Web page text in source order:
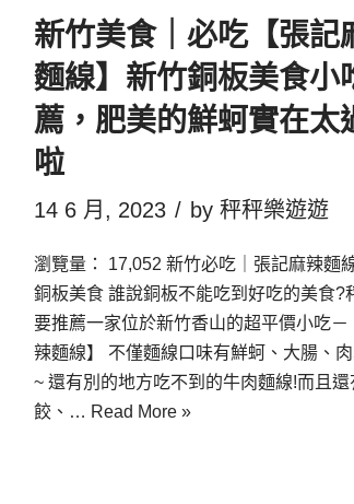
新竹美食｜必吃【張記
麵線】新竹銅板美食小
薦，肥美的鮮蚵實在太
啦
14 6 月, 2023 by 秤秤樂遊遊
瀏覽量： 17,052 新竹必吃｜張記麻辣麵
銅板美食 誰說銅板不能吃到好吃的美食?
要推薦一家位於新竹香山的超平價小吃－
辣麵線】 不僅麵線口味有鮮蚵、大腸、
~ 還有別的地方吃不到的牛肉麵線!而且
餃、… Read More »